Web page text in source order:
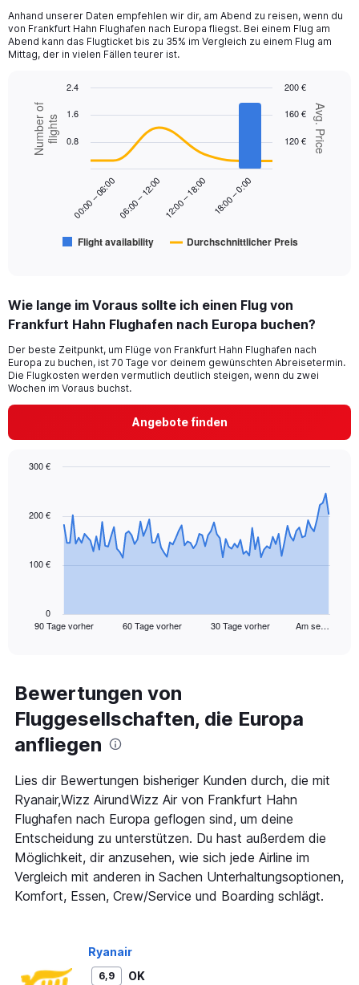
The
chart
has
displaying
values.
Range:
Anhand unserer Daten empfehlen wir dir, am Abend zu reisen, wenn du
von Frankfurt Hahn Flughafen nach Europa fliegst. Bei einem Flug am
Abend kann das Flugticket bis zu 35% im Vergleich zu einem Flug am
Mittag, der in vielen Fällen teurer ist.
Combination
chart
with
data
categories.
Range:
categories.
The
chart
axes
displaying
Avg.
Number
Chart
graphic.
Avg. Price
Number offlights
Flight availability Durchschnittlicher Preis
00:00 – 06:0006:00 – 12:00 12:00 – 18:00 18:00 – 0:00
120 €
160 €
200 €
0.8
1.6
2.4
Wie lange im Voraus sollte ich einen Flug von
Frankfurt Hahn Flughafen nach Europa buchen?
Der beste Zeitpunkt, um Flüge von Frankfurt Hahn Flughafen nach
Europa zu buchen, ist 70 Tage vor deinem gewünschten Abreisetermin.
Die Flugkosten werden vermutlich deutlich steigen, wenn du zwei
Wochen im Voraus buchst.
Angebote finden
91
data
The
Range:
91
categories.
The
chart
1
Y
axis
displaying
values.
Range:
0
to
300.
90 Tage vorher 60 Tage vorher 30 Tage vorher Am se…
0
100 €
200 €
300 €
End
Bewertungen von
Fluggesellschaften, die Europa
anfliegen
Lies dir Bewertungen bisheriger Kunden durch, die mit
Ryanair,Wizz AirundWizz Air von Frankfurt Hahn
Flughafen nach Europa geflogen sind, um deine
Entscheidung zu unterstützen. Du hast außerdem die
Möglichkeit, dir anzusehen, wie sich jede Airline im
Vergleich mit anderen in Sachen Unterhaltungsoptionen,
Komfort, Essen, Crew/Service und Boarding schlägt.
Ryanair
6,9 OK